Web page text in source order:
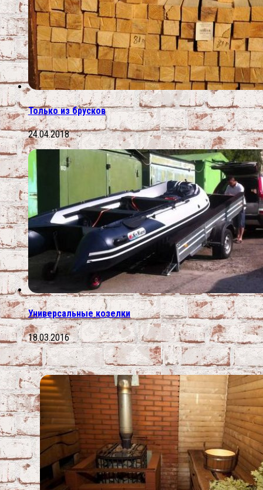
Только из брусков
24.04.2018
Универсальные козелки
18.03.2016